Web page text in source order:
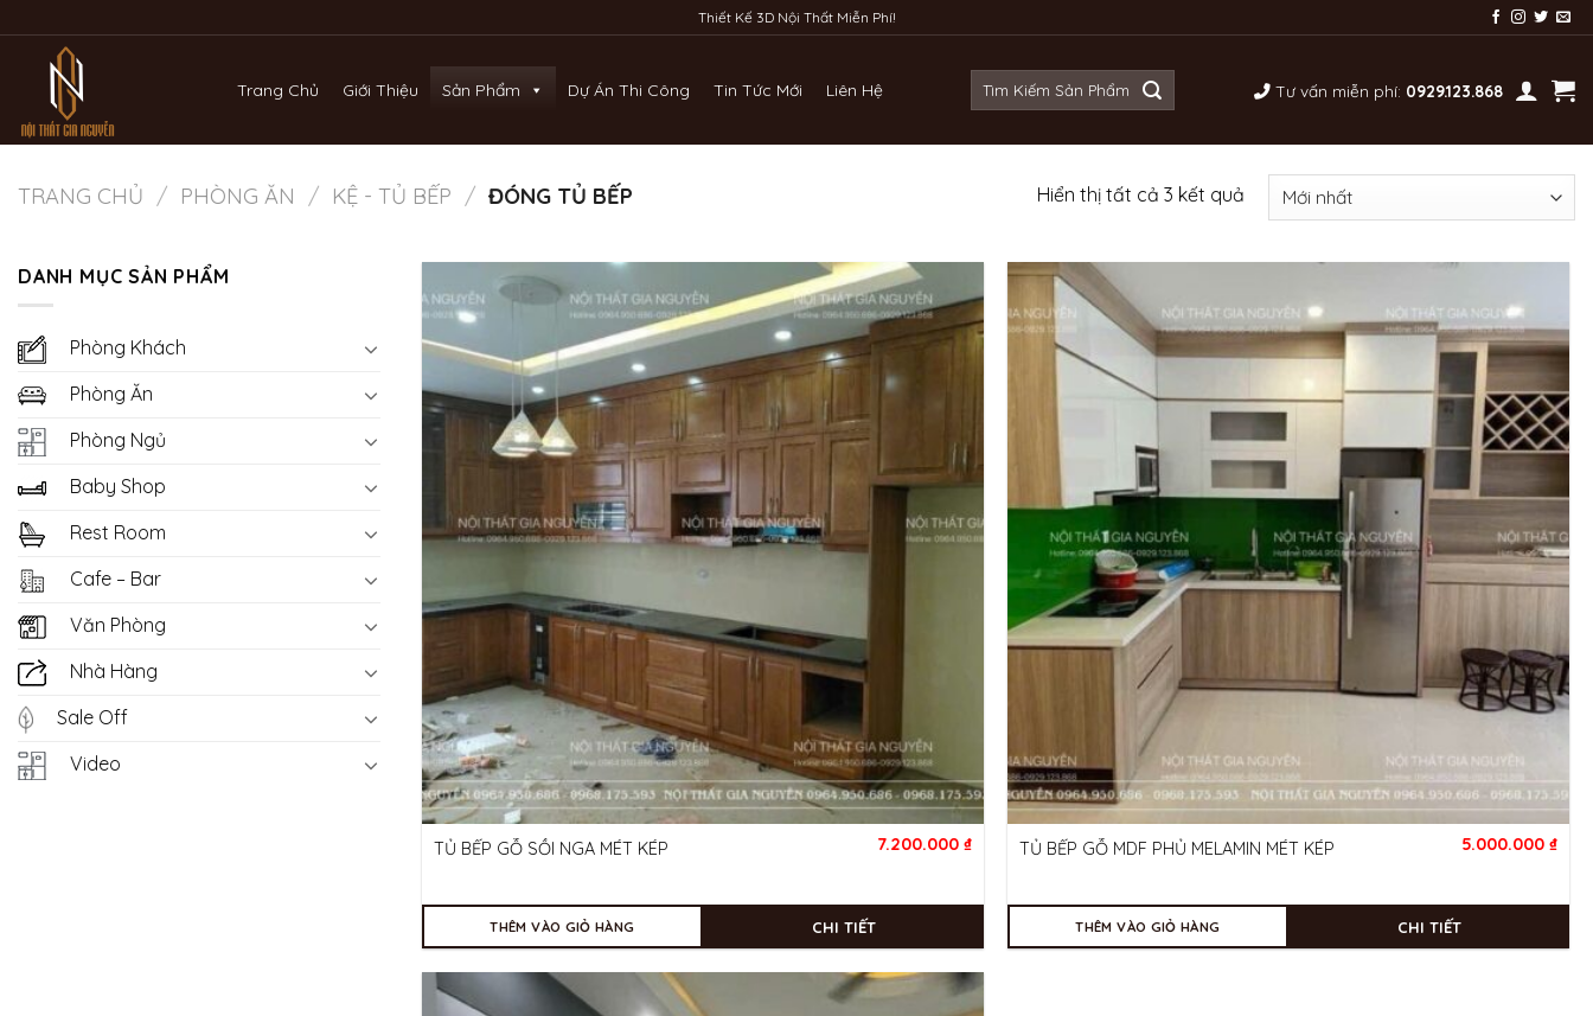
qua
Thiết Kế 3D Nội Thất Miễn Phí!
Trang Chủ Giới Thiệu Sản Phẩm Dự Án Thi Công Tin Tức Mới Liên Hệ Tư vấn miễn phí: 0929.123.868
TRANG CHỦ / PHÒNG ĂN / KỆ - TỦ BẾP / ĐÓNG TỦ BẾP Hiển thị tất cả 3 kết quảĐược
sắp
mới
nhất
DANH MỤC SẢN PHẨM
Phòng Khách
Phòng Ăn
Phòng Ngủ
Baby Shop
Rest Room
Cafe – Bar
Văn Phòng
Nhà Hàng
Sale Off
Video
TỦ BẾP GỖ SỒI NGA MÉT KÉP 7.200.000₫
THÊM VÀO GIỎ HÀNG CHI TIẾT
TỦ BẾP GỖ MDF PHỦ MELAMIN MÉT KÉP 5.000.000₫
THÊM VÀO GIỎ HÀNG CHI TIẾT